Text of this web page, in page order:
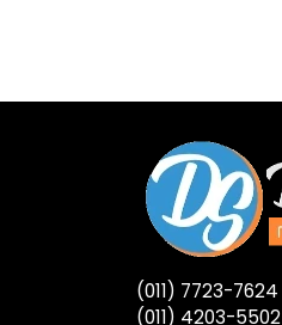
(011) 7723-7624
(011) 4203-5502